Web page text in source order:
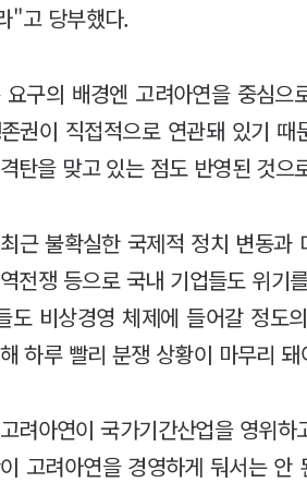
"고 당부했다.
요구의 배경엔 고려아연을 중심
권이 직접적으로 연관돼 있기
탄을 맞고 있는 점도 반영된 것으
근 불확실한 국제적 정치 변동
전쟁 등으로 국내 기업들도 위기
도 비상경영 체제에 들어갈 정도
하루 빨리 분쟁 상황이 마무리
려아연이 국가기간산업을 영위
고려아연을 경영하게 둬서는